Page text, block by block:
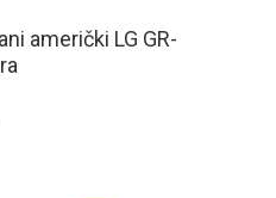
američki LG GR-